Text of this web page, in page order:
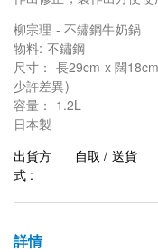
柳宗理 - 不鏽鋼牛奶鍋
物料: 不鏽鋼
尺寸： 長29cm x 闊
少許差異)
容量： 1.2L
日本製
出貨方
式 :
自取 / 送貨
詳情